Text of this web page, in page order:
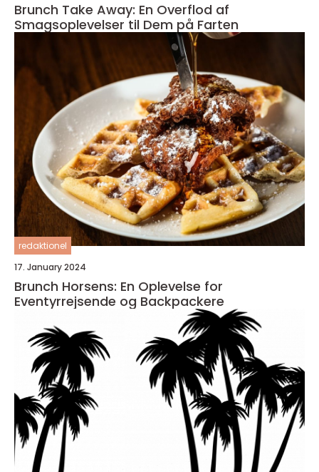
Brunch Take Away: En Overflod af
Smagsoplevelser til Dem på Farten
redaktionel
17. January 2024
Brunch Horsens: En Oplevelse for
Eventyrrejsende og Backpackere